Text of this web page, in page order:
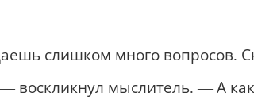
слишком много вопросов.
воскликнул мыслитель. — А как